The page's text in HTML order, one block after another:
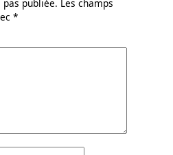
publiée. Les champs
*